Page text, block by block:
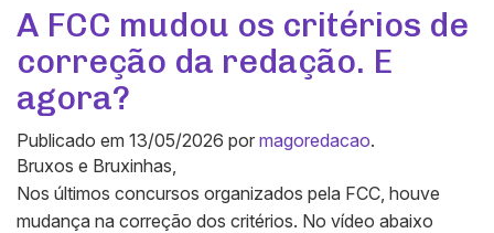
A FCC mudou os critérios de
correção da redação. E
agora?
Publicado em 13/05/2026 por magoredacao.
Bruxos e Bruxinhas,
Nos últimos concursos organizados pela FCC, houve
mudança na correção dos critérios. No vídeo abaixo